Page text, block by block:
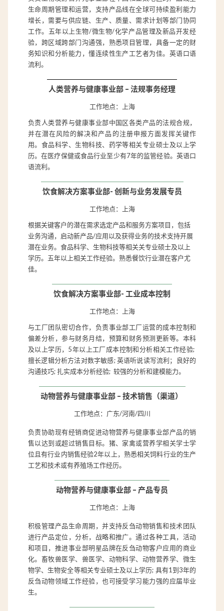
生命周期管理和运营，支持产品线在全球可持续盈利能力
增长，需要与供应链、生产、质量、需求计划等部门协同
工作。五年以上生物/微生物/化学产品管理及新品开发经
验，跨区域跨部门沟通强，熟悉项目管理，具备一定的财
务知识和分析能力，懂连续性生产工艺者为佳。英语口语
流利。
人类营养与健康事业部 – 法规事务经理
工作地点：上海
负责人类营养与健康事业部中国区各类产品的法规合规，
并在潜在风险的解决和产品的注册申报方面发挥关键作
用。食品科学、生物科技、药学等相关专业硕士及以上学
历。在医疗保健或食品行业至少有7年的监管经验。英语口
语流利。
饮食解决方案事业部- 创新与业务发展专员
工作地点：上海
根据关键客户的潜在需求选定产品和服务方案项目，包括
业务沟通，启动新产品/应用以及获得业务的技术支持开展
潜在业务。食品科学、生物科技等相关关专业硕士及以上
学历。五年以上相关工作经验。熟悉餐饮行业潜在客户尤
佳。
饮食解决方案事业部- 工业成本控制
工作地点：上海
与工厂团队密切合作，负责事业部工厂运营的成本控制和
偏差分析，参与财务月结，预算和财务预测更新等。本科
及以上学历，5年以上工厂成本控制和分析相关工作经验;
擅长逻辑分析方法对数字敏感; 英语听说读写流利；良好的
沟通技巧; 扎实成本分析经验; 较强的分析和建模能力。
动物营养与健康事业部 – 技术销售（渠道）
工作地点：广东/河南/四川
负责协助现有经销商促进动物营养与健康事业部产品的销
售以达到或超过销售目标。猪、家禽或营养学相关学士学
位且有行业内销售经验2年以上，熟悉相关饲料行业的生产
工艺和技术或有养殖场工作经历。
动物营养与健康事业部 – 产品专员
工作地点：上海
积极管理产品生命周期，并支持反刍动物销售和技术团队
进行产品定位，分析，战略和推广。通过各种工具，活动
和项目，推进事业部明星品牌在反刍动物客户应用的商业
化。畜牧兽医学、兽医学、动物科学、动物营养学、微生
物学、生物安全等相关专业硕士及以上学历; 具有1到3年的
反刍动物领域工作经验，也可接受学习能力强的应届毕业
生。